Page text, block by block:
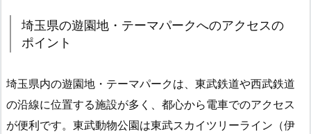
埼玉県の遊園地・テーマパークへのアクセスの
ポイント
埼玉県内の遊園地・テーマパークは、東武鉄道や西武鉄道
の沿線に位置する施設が多く、都心から電車でのアクセス
が便利です。東武動物公園は東武スカイツリーライン（伊